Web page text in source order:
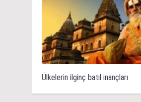
Ülkelerin ilginç batıl inançları